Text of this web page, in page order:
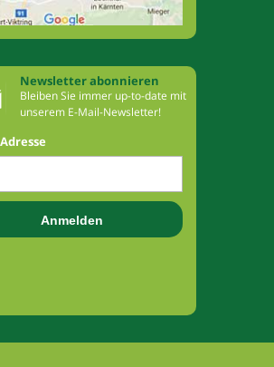
Newsletter abonnieren
Bleiben Sie immer up-to-date mit
unserem E-Mail-Newsletter!